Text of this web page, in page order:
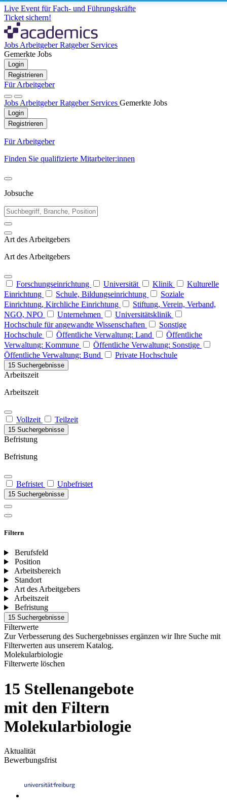
Live Event für Fach- und Führungskräfte
Ticket sichern!
Jobs ArbeitgeberRatgeber Services
Gemerkte Jobs
Login
Registrieren
Für Arbeitgeber
Jobs ArbeitgeberRatgeber Services Gemerkte Jobs
Login
Registrieren
Für Arbeitgeber
Finden Sie qualifizierte Mitarbeiter:innen
Jobsuche
Art des Arbeitgebers
Art des Arbeitgebers
Forschungseinrichtung Universität Klinik
Kulturelle
Einrichtung
Schule, Bildungseinrichtung
Soziale
Einrichtung, Kirchliche Einrichtung
Stiftung, Verein, Verband,
NGO, NPO
Unternehmen
Universitätsklinik
Hochschule für angewandte Wissenschaften
Sonstige
Hochschule
Öffentliche Verwaltung: Land
Öffentliche
Verwaltung: Kommune
Öffentliche Verwaltung: Sonstige
Öffentliche Verwaltung: Bund
Private Hochschule
15 Suchergebnisse
Arbeitszeit
Arbeitszeit
Vollzeit Teilzeit
15 Suchergebnisse
Befristung
Befristung
Befristet Unbefristet
15 Suchergebnisse
Filtern
Berufsfeld
Position
Arbeitsbereich
Standort
Art des Arbeitgebers
Arbeitszeit
Befristung
15 Suchergebnisse
Filterwerte
Zur Verbesserung des Suchergebnisses ergänzen wir Ihre Suche mit
Filterwerten aus unserem Katalog.
Molekularbiologie
Filterwerte löschen
15 Stellenangebote
mit den Filtern
Molekularbiologie
Aktualität
Bewerbungsfrist